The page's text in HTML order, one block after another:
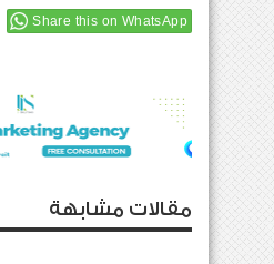
Share this on WhatsApp
مقالات مشابهة